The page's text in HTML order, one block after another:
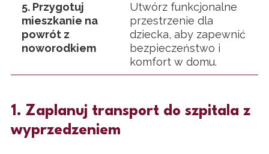
5. Przygotuj
mieszkanie na
powrót z
noworodkiem
Utwórz funkcjonalne
przestrzenie dla
dziecka, aby zapewnić
bezpieczeństwo i
komfort w domu.
1. Zaplanuj transport do szpitala z
wyprzedzeniem